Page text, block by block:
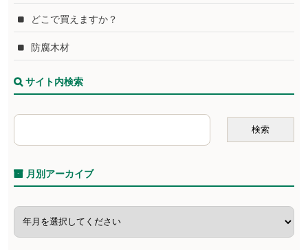
どこで買えますか？
防腐木材
サイト内検索
月別アーカイブ